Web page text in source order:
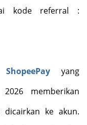
kode referral :
yang
memberikan
dicairkan ke akun.